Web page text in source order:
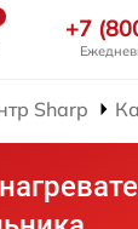
+7
Sharp